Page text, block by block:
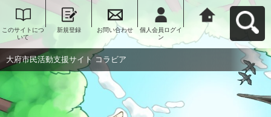
このサイトにつ
いて
新規登録 お問い合わせ
個人会員ログイ
ン
大府市民活動支
援サイト コラビ
アへ戻る
大府市民活動支援サイト コラビア